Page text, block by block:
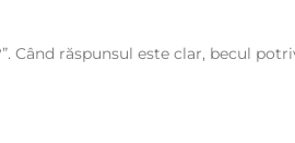
Când răspunsul este clar, becul